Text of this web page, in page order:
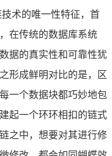
术的唯一性特征，首
在传统的数据库系统
据的真实性和可靠性犹
形成鲜明对比的是，区
一个数据块都巧妙地包
起一个环环相扣的链式
之中，想要对其进行修